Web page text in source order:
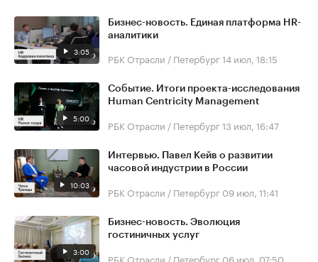
3:05
Бизнес-новость. Единая платформа HR-
аналитики
РБК Отрасли / Петербург14 июл, 18:15
5:00
Событие. Итоги проекта-исследования
Human Centricity Management
РБК Отрасли / Петербург13 июл, 16:47
10:03
Интервью. Павел Кейв о развитии
часовой индустрии в России
РБК Отрасли / Петербург 09 июл, 11:41
3:00
Бизнес-новость. Эволюция
гостиничных услуг
РБК Отрасли / Петербург 06 июл, 07:50